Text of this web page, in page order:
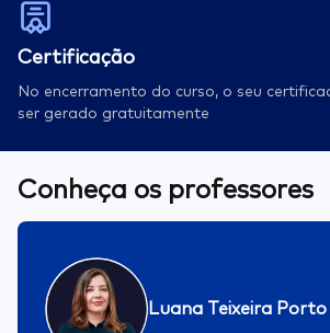
Certificação
No encerramento do curso, o seu
ser gerado gratuitamente
Conheça os professores
Luana Teixeira Porto